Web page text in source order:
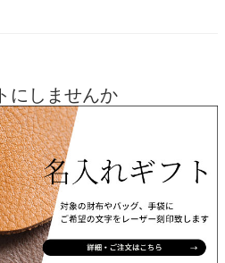
にしませんか